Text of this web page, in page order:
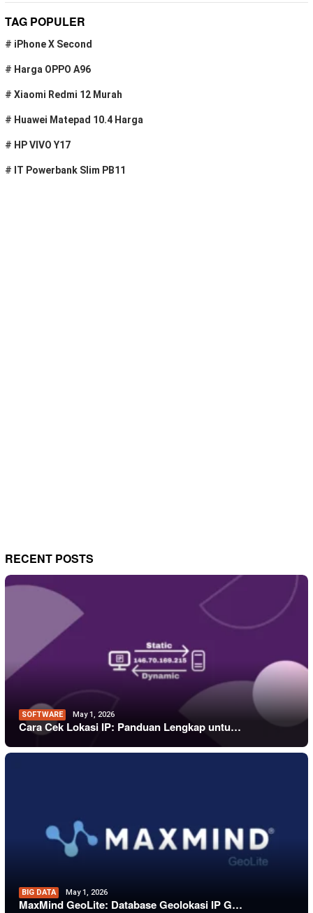
TAG POPULER
# iPhone X Second
# Harga OPPO A96
# Xiaomi Redmi 12 Murah
# Huawei Matepad 10.4 Harga
# HP VIVO Y17
# IT Powerbank Slim PB11
RECENT POSTS
SOFTWARE May 1, 2026
Cara Cek Lokasi IP: Panduan Lengkap untu…
BIG DATA May 1, 2026
MaxMind GeoLite: Database Geolokasi IP G…